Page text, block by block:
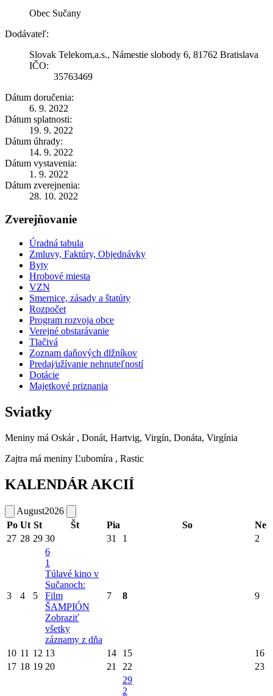
Obec Sučany
Dodávateľ:
Slovak Telekom,a.s., Námestie slobody 6, 81762 Bratislava
IČO:
35763469
Dátum doručenia:
6. 9. 2022
Dátum splatnosti:
19. 9. 2022
Dátum úhrady:
14. 9. 2022
Dátum vystavenia:
1. 9. 2022
Dátum zverejnenia:
28. 10. 2022
Zverejňovanie
Úradná tabula
Zmluvy, Faktúry, Objednávky
Byty
Hrobové miesta
VZN
Smernice, zásady a štatúty
Rozpočet
Program rozvoja obce
Verejné obstarávanie
Tlačivá
Zoznam daňových dlžníkov
Predaj⁄užívanie nehnuteľností
Dotácie
Majetkové priznania
Sviatky
Meniny má Oskár , Donát, Hartvig, Virgín, Donáta, Virgínia
Zajtra má meniny Ľubomíra , Rastic
KALENDÁR AKCIÍ
August2026
Po Ut St Št Pia So
Ne
27 28 29 30 31 1 2
3 4 5
6
1
Túlavé kino v
Sučanoch:
Film
ŠAMPIÓN
Zobraziť
všetky
záznamy z dňa
7 8 9
10 11 12 13 14 15
16
17 18 19 20 21 22
23
29
2